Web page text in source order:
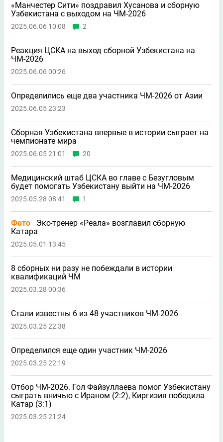
«Манчестер Сити» поздравил Хусанова и сборную
Узбекистана с выходом на ЧМ-2026
2025.06.06 10:08 2
Реакция ЦСКА на выход сборной Узбекистана на
ЧМ-2026
2025.06.06 00:26
Определились еще два участника ЧМ-2026 от Азии
2025.06.05 23:23
Сборная Узбекистана впервые в истории сыграет на
чемпионате мира
2025.06.05 21:01 20
Медицинский штаб ЦСКА во главе с Безугловым
будет помогать Узбекистану выйти на ЧМ-2026
2025.05.28 08:41 1
Фото
Экс-тренер «Реала» возглавил сборную
Катара
2025.05.01 13:45
8 сборных ни разу не побеждали в истории
квалификаций ЧМ
2025.03.28 00:36
Стали известны 6 из 48 участников ЧМ-2026
2025.03.25 22:38
Определился еще один участник ЧМ-2026
2025.03.25 22:19
Отбор ЧМ-2026. Гол Файзуллаева помог Узбекистану
сыграть вничью с Ираном (2:2), Киргизия победила
Катар (3:1)
2025.03.25 21:24